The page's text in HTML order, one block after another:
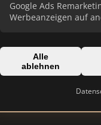
Google Ads
Werbeanzeigen auf
Alle
ablehnen